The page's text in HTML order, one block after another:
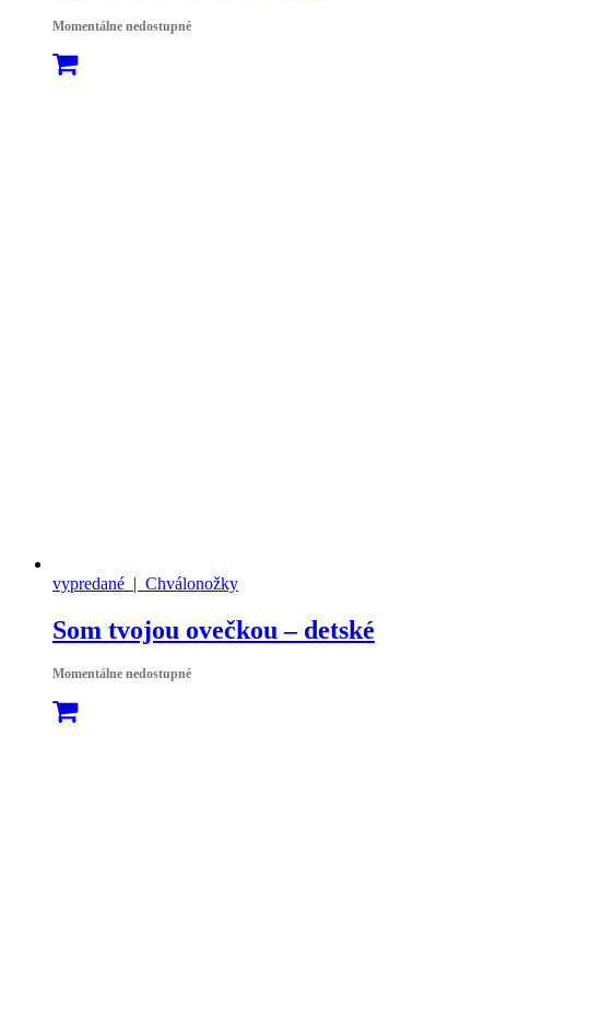
Momentálne nedostupné
vypredané | Chválonožky
Som tvojou ovečkou – detské
Momentálne nedostupné